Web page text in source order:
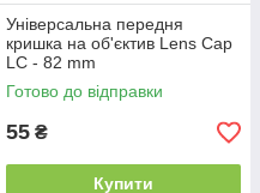
Універсальна передня
кришка на об'єктив Lens Cap
LC - 82 mm
Готово до відправки
55 ₴
Купити